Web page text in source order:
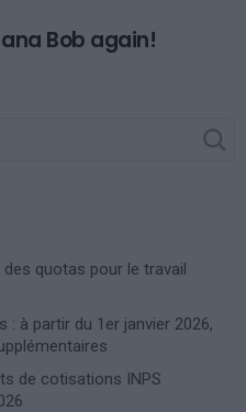
Bob again!
quotas pour le travail
: à partir du 1er janvier 2026,
de cotisations INPS